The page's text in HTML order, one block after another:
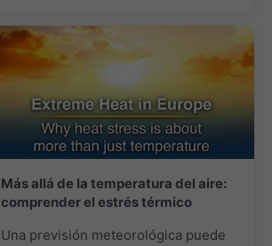
Más allá de la temperatura del aire:
comprender el estrés térmico
Una previsión meteorológica puede